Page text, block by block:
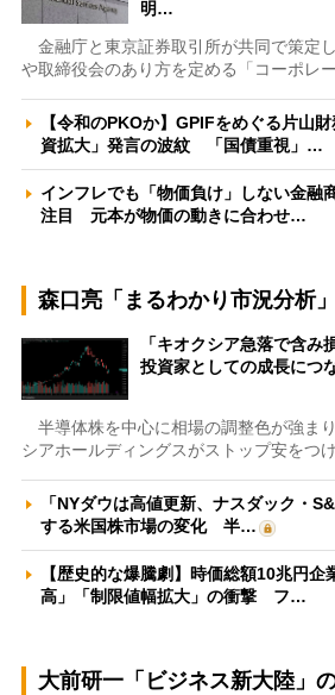
明…
金融庁と東京証券取引所が共同で策定
や取締役会のあり方を定める「コーポレ
【令和のPKOか】GPIFをめぐる片山
資拡大」発言の波紋 「国債重視」…
インフレでも「物価負け」しない金融
注目 元本が物価の動きに合わせ…
森口亮「まるわかり市況分析」
「キオクシア急落で含
投資家としての成長に
半導体株を中心に相場の調整色が強ま
シアホールディングスがストップ安をつ
「NYダウは高値更新、ナスダック・
する米国株市場の変化 半…
【歴史的な爆騰劇】時価総額10兆円
高」「制限値幅拡大」の衝撃 フ…
大前研一「ビジネス新大陸」